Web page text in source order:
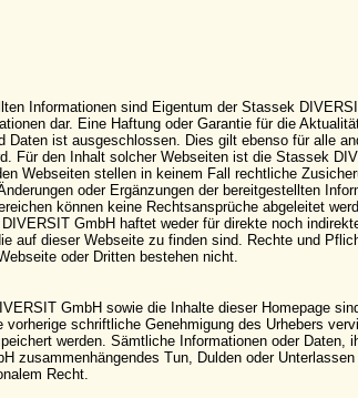
Informationen sind Eigentum der Stassek
dar. Eine Haftung oder Garantie für die
Daten ist ausgeschlossen. Dies gilt ebenso für alle
Für den Inhalt solcher Webseiten ist die Stassek
Webseiten stellen in keinem Fall rechtliche
oder Ergänzungen der bereitgestellten
können keine Rechtsansprüche abgeleitet
GmbH haftet weder für direkte noch
auf dieser Webseite zu finden sind. Rechte und
oder Dritten bestehen nicht.
GmbH sowie die Inhalte dieser Homepage
vorherige schriftliche Genehmigung des Urhebers
werden. Sämtliche Informationen oder Daten,
zusammenhängendes Tun, Dulden oder
Recht.